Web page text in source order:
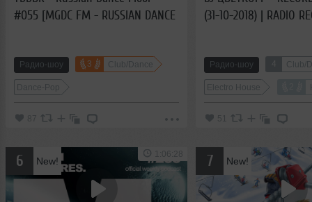
#055 [MGDC FM - RUSSIAN DANCE
Радио-шоу 3 Club/Dance
Dance-Pop
87
(31-10-2018) | RADIO
Радио-шоу 4 Club/
Electro House
51
6 New!
1:06:28 7 New!